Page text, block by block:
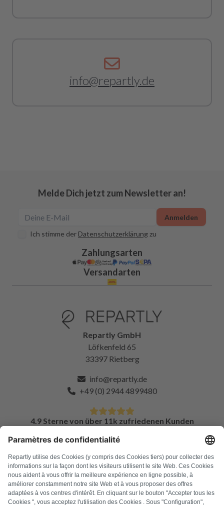
info@repartly.de
Melde Dich jetzt zum Newsletter an!
Ich stimme der Datenschutzerklärung zu
Anmelden
Zahlungsarten
Versandarten
Repartly GmbH
Löfkenfeld 65
33397 Rietberg
info@repartly.de
+49 (0) 2944 4899480
4.9 Sterne von über 11k zufriedenen Kunden
FAQ
Alle Fehlercodes